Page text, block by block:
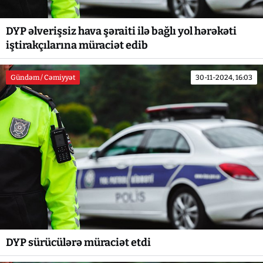
DYP əlverişsiz hava şəraiti ilə bağlı yol hərəkəti
iştirakçılarına müraciət edib
Gündəm / Cəmiyyət 30-11-2024, 16:03
DYP sürücülərə müraciət etdi